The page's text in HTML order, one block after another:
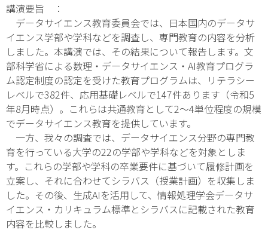
講演要旨 ：
データサイエンス教育委員会では、日本国内のデータサ
イエンス学部や学科などを調査し、専門教育の内容を分析
しました。本講演では、その結果について報告します。文
部科学省による数理・データサイエンス・AI教育プログラ
ム認定制度の認定を受けた教育プログラムは、リテラシー
レベルで382件、応用基礎レベルで147件あります（令和5
年8月時点）。これらは共通教育として2～4単位程度の規模
でデータサイエンス教育を提供しています。
一方、我々の調査では、データサイエンス分野の専門教
育を行っている大学の22の学部や学科などを対象としま
す。これらの学部や学科の卒業要件に基づいて履修計画を
立案し、それに合わせてシラバス（授業計画）を収集しま
した。その後、生成AIを活用して、情報処理学会データサ
イエンス・カリキュラム標準とシラバスに記載された教育
内容を比較しました。